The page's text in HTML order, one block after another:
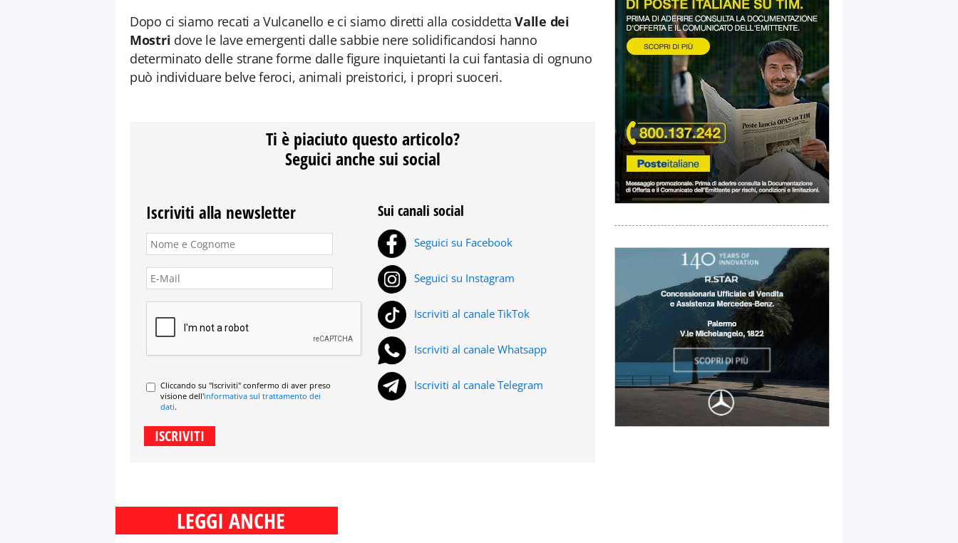
Dopo ci siamo recati a Vulcanello e ci siamo diretti alla cosiddettaValle dei
Mostri dove le lave emergenti dalle sabbie nere solidificandosi hanno
determinato delle strane forme dalle figure inquietanti la cui fantasia di ognuno
può individuare belve feroci, animali preistorici, i propri suoceri.
Ti è piaciuto questo articolo?
Seguici anche sui social
Iscriviti alla newsletter
Cliccando su "Iscriviti" confermo di aver preso
visione dell'informativa sul trattamento dei
dati.
Sui canali social
Seguici su Facebook
Seguici su Instagram
Iscriviti al canale TikTok
Iscriviti al canale Whatsapp
Iscriviti al canale Telegram
LEGGI ANCHE